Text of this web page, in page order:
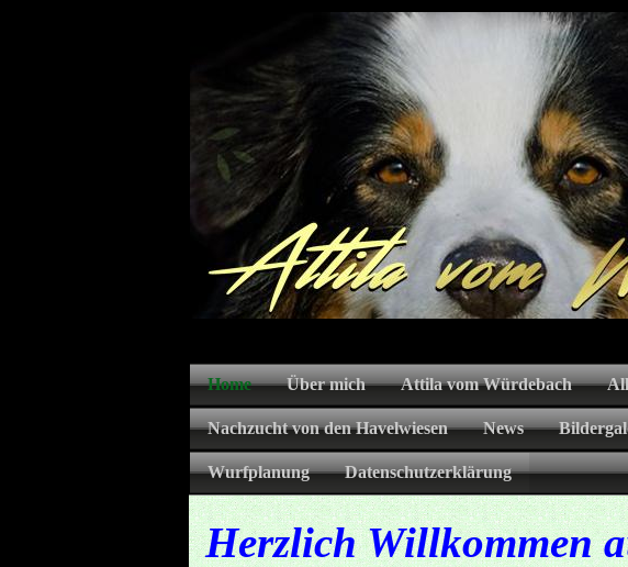
Home Über mich Attila vom Würdebach
Nachzucht von den Havelwiesen News
Wurfplanung Datenschutzerklärung
Herzlich Willkommen